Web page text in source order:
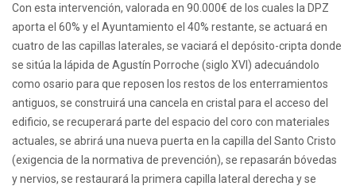
Con esta intervención, valorada en 90.000€ de los cuales la DPZ
aporta el 60% y el Ayuntamiento el 40% restante, se actuará en
cuatro de las capillas laterales, se vaciará el depósito-cripta donde
se sitúa la lápida de Agustín Porroche (siglo XVI) adecuándolo
como osario para que reposen los restos de los enterramientos
antiguos, se construirá una cancela en cristal para el acceso del
edificio, se recuperará parte del espacio del coro con materiales
actuales, se abrirá una nueva puerta en la capilla del Santo Cristo
(exigencia de la normativa de prevención), se repasarán bóvedas
y nervios, se restaurará la primera capilla lateral derecha y se